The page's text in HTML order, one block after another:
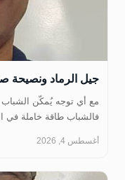
جيل الرماد ونصيحة
مع أي توجه يُمكّن الشباب
فالشباب طاقة خاملة في
أغسطس 4, 2026